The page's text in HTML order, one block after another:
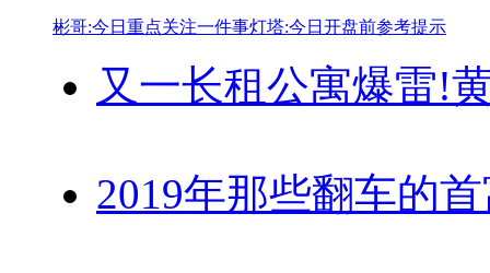
彬哥:今日重点关注一件事灯塔:今日开盘前参考提示
又一长租公寓爆雷!
2019年那些翻车的